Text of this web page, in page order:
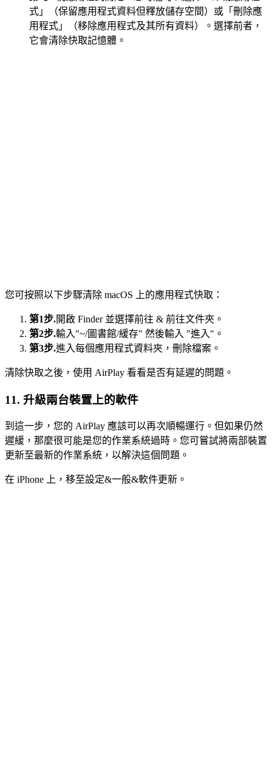
式」（保留應用程式資料但釋放儲存空間）或「刪除應
用程式」（移除應用程式及其所有資料）。選擇前者，
它會清除快取記憶體。
您可按照以下步驟清除 macOS 上的應用程式快取：
第1步.開啟 Finder 並選擇前往 & 前往文件夾。
第2步.輸入"~/圖書館/緩存" 然後輸入 "進入"。
第3步.進入每個應用程式資料夾，刪除檔案。
清除快取之後，使用 AirPlay 看看是否有延遲的問題。
11. 升級兩台裝置上的軟件
到這一步，您的 AirPlay 應該可以再次順暢運行。但如果仍然
遲緩，那麼很可能是您的作業系統過時。您可嘗試將兩部裝置
更新至最新的作業系統，以解決這個問題。
在 iPhone 上，移至設定&一般&軟件更新。